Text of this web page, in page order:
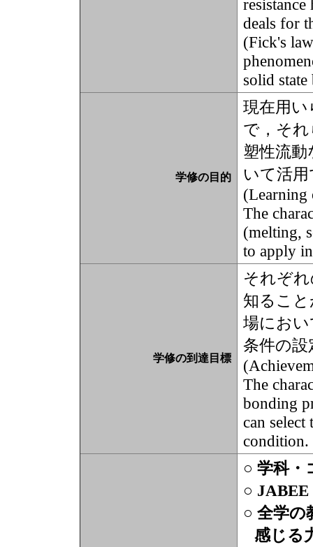
deals for
(Fick's
solid
学修の目的
現在用
で，そ
塑性流
いて活
(Learning
The
(melting,
to apply
学修の到達目標
それぞ
知るこ
場にお
条件の
The
bonding
can select
condition.
○ 学科・
○
○ 全学の
感じる